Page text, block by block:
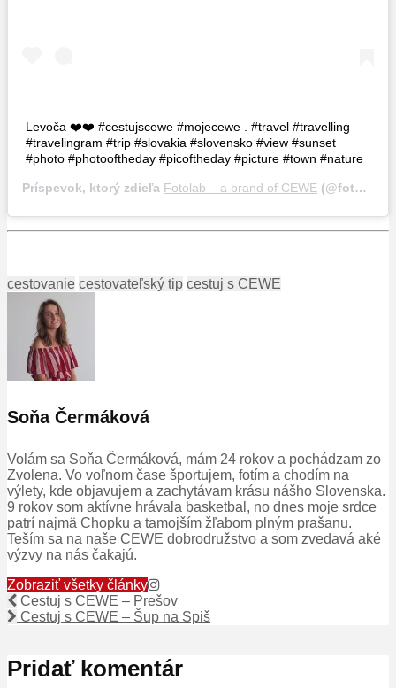
Levoča ❤️❤️ #cestujscewe #mojecewe . #travel #travelling
#travelingram #trip #slovakia #slovensko #view #sunset
#photo #photooftheday #picoftheday #picture #town #nature
Príspevok, ktorý zdieľa Fotolab – a brand of CEWE (@fotolab_sk),
cestovanie cestovateľský tip cestuj s CEWE
Soňa Čermáková
Volám sa Soňa Čermáková, mám 24 rokov a pochádzam zo
Zvolena. Vo voľnom čase športujem, fotím a chodím na
výlety, kde objavujem a zachytávam krásu nášho Slovenska.
9 rokov som aktívne hrávala basketbal, no dnes moje srdce
patrí najmä Chopku a tamojším žľabom plným prašanu.
Teším sa na naše CEWE dobrodružstvo a som zvedavá aké
výzvy na nás čakajú.
Zobraziť všetky články
Cestuj s CEWE – Prešov
Cestuj s CEWE – Šup na Spiš
Pridať komentár